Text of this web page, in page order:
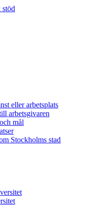
eller arbetsplats
arbetsgivaren
mål
Stockholms stad